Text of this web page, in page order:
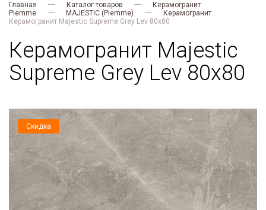
Главная Каталог товаров
Керамогранит
Piemme
MAJESTIC (Piemme)
Керамогранит
Керамогранит Majestic Supreme Grey Lev 80х80
Керамогранит Majestic
Supreme Grey Lev 80х80
Скидка